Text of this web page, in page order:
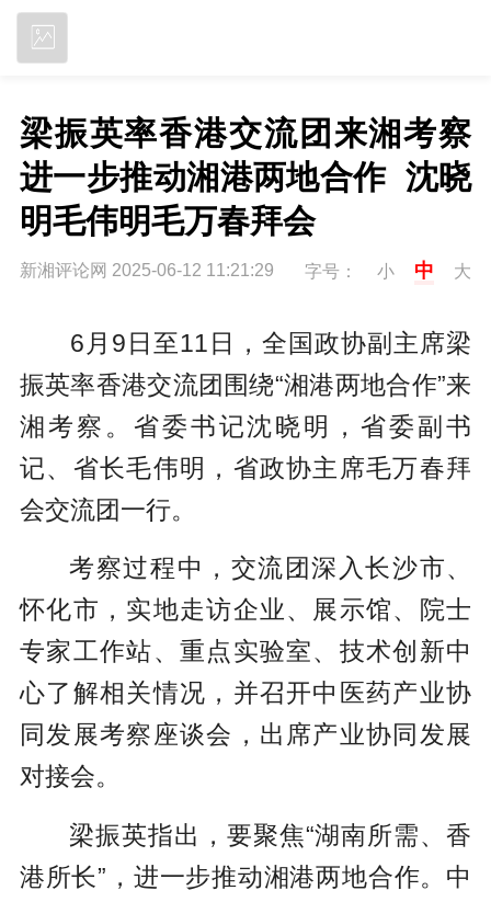
梁振英率香港交流团来湘考察
进一步推动湘港两地合作  沈晓
明毛伟明毛万春拜会
新湘评论网 2025-06-12 11:21:29 字号： 小 中 大
6月9日至11日，全国政协副主席梁
振英率香港交流团围绕“湘港两地合作”来
湘考察。省委书记沈晓明，省委副书
记、省长毛伟明，省政协主席毛万春拜
会交流团一行。
考察过程中，交流团深入长沙市、
怀化市，实地走访企业、展示馆、院士
专家工作站、重点实验室、技术创新中
心了解相关情况，并召开中医药产业协
同发展考察座谈会，出席产业协同发展
对接会。
梁振英指出，要聚焦“湖南所需、香
港所长”，进一步推动湘港两地合作。中